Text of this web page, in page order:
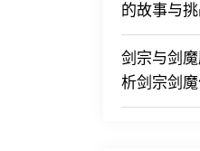
的故事与
剑宗与剑
析剑宗剑